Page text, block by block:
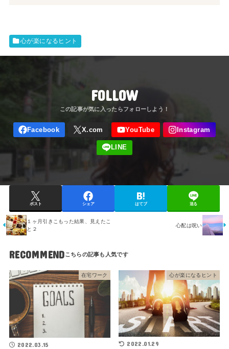
心が楽になるヒント
FOLLOW
ポスト シェア はてブ 送る
１ヶ月引きこもった結果、見えたこ
と２
心配は呪い
RECOMMEND
在宅ワーク
2022.03.15
心が楽になるヒント
2022.01.29